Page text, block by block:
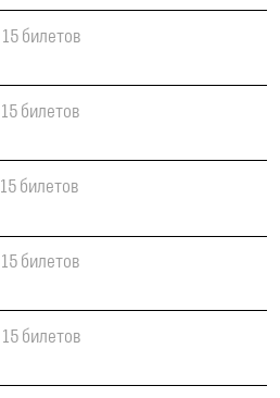
15 билетов
15 билетов
15 билетов
15 билетов
15 билетов